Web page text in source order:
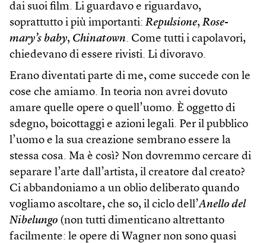
dai suoi film. Li guardavo e riguardavo,
soprattutto i più importanti: Repulsione, Rose-
mary’s baby, Chinatown. Come tutti i capolavori,
chiedevano di essere rivisti. Li divoravo.
Erano diventati parte di me, come succede con le
cose che amiamo. In teoria non avrei dovuto
amare quelle opere o quell’uomo. È oggetto di
sdegno, boicottaggi e azioni legali. Per il pubblico
l’uomo e la sua creazione sembrano essere la
stessa cosa. Ma è così? Non dovremmo cercare di
separare l’arte dall’artista, il creatore dal creato?
Ci abbandoniamo a un oblio deliberato quando
vogliamo ascoltare, che so, il ciclo dell’Anello del
Nibelungo (non tutti dimenticano altrettanto
facilmente: le opere di Wagner non sono quasi